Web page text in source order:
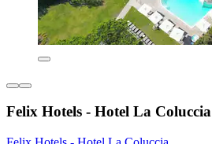
Felix Hotels - Hotel La Coluccia